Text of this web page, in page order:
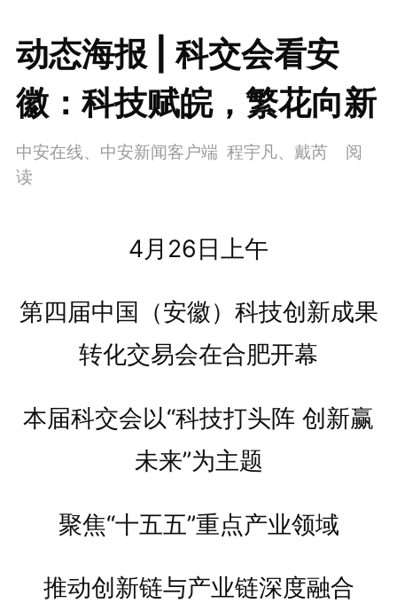
动态海报 | 科交会看安
徽：科技赋皖，繁花向新
中安在线、中安新闻客户端 程宇凡、戴芮
阅
读
4月26日上午
第四届中国（安徽）科技创新成果
转化交易会在合肥开幕
本届科交会以“科技打头阵 创新赢
未来”为主题
聚焦“十五五”重点产业领域
推动创新链与产业链深度融合